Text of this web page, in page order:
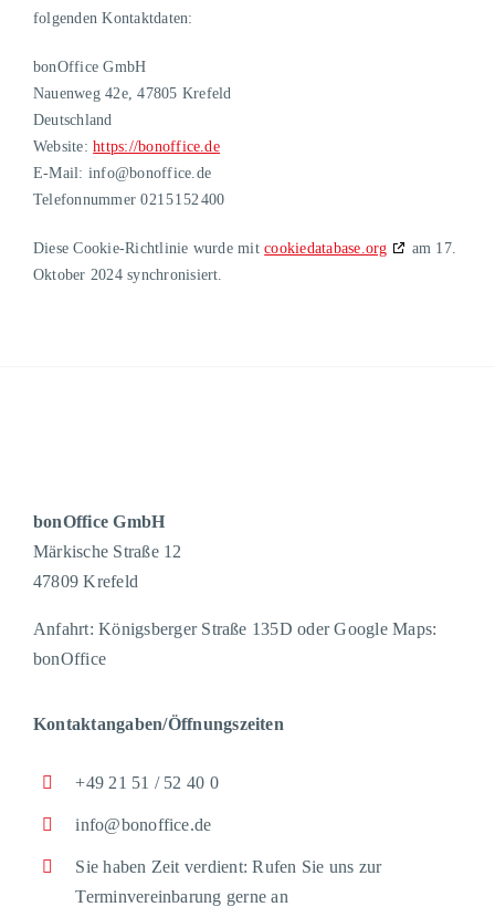
folgenden Kontaktdaten:
bonOffice GmbH
Nauenweg 42e, 47805 Krefeld
Deutschland
Website:https://bonoffice.de
E-Mail: info@bonoffice.de
Telefonnummer 021 51 52 400
Diese Cookie-Richtlinie wurde mitcookiedatabase.org
am 17.
Oktober 2024 synchronisiert.
bonOffice GmbH
Märkische Straße 12
47809 Krefeld
Anfahrt: Königsberger Straße 135D oder Google Maps:
bonOffice
Kontaktangaben/Öffnungszeiten
+49 21 51 / 52 40 0
info@bonoffice.de
Sie haben Zeit verdient: Rufen Sie uns zur
Terminvereinbarung gerne an